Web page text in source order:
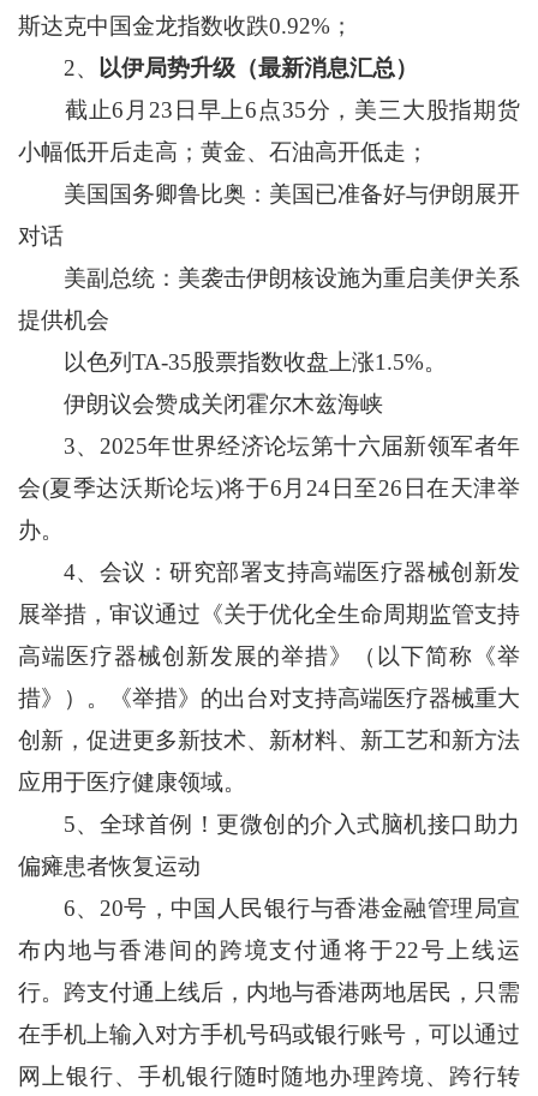
斯达克中国金龙指数收跌0.92%；
2、 以伊局势升级（最新消息汇总）
截止6月23日早上6点35分，美三大股指期货
小幅低开后走高；黄金、石油高开低走；
美国国务卿鲁比奥：美国已准备好与伊朗展开
对话
美副总统：美袭击伊朗核设施为重启美伊关系
提供机会
以色列TA-35股票指数收盘上涨1.5%。
伊朗议会赞成关闭霍尔木兹海峡
3、2025年世界经济论坛第十六届新领军者年
会(夏季达沃斯论坛)将于6月24日至26日在天津举
办。
4、会议：研究部署支持高端医疗器械创新发
展举措，审议通过《关于优化全生命周期监管支持
高端医疗器械创新发展的举措》（以下简称《举
措》）。《举措》的出台对支持高端医疗器械重大
创新，促进更多新技术、新材料、新工艺和新方法
应用于医疗健康领域。
5、全球首例！更微创的介入式脑机接口助力
偏瘫患者恢复运动
6、20号，中国人民银行与香港金融管理局宣
布内地与香港间的跨境支付通将于22号上线运
行。跨支付通上线后，内地与香港两地居民，只需
在手机上输入对方手机号码或银行账号，可以通过
网上银行、手机银行随时随地办理跨境、跨行转